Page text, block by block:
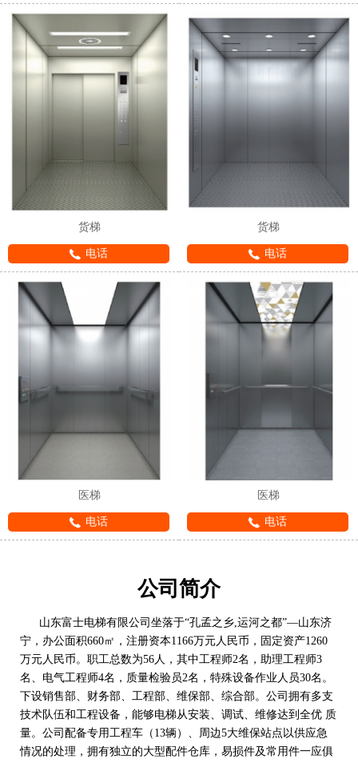
货梯
电话
货梯
电话
医梯
电话
医梯
电话
公司简介
山东富士电梯有限公司坐落于“孔孟之乡,运河之都”—山东济
宁，办公面积660㎡，注册资本1166万元人民币，固定资产1260
万元人民币。职工总数为56人，其中工程师2名，助理工程师3
名、电气工程师4名，质量检验员2名，特殊设备作业人员30名。
下设销售部、财务部、工程部、维保部、综合部。公司拥有多支
技术队伍和工程设备，能够电梯从安装、调试、维修达到全优 质
量。公司配备专用工程车（13辆）、周边5大维保站点以供应急
情况的处理，拥有独立的大型配件仓库，易损件及常用件一应俱